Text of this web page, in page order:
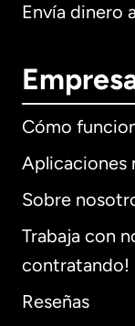
Envía dinero
Cómo
Aplicaciones
Sobre
Trabaja con
contratando!
Reseñas